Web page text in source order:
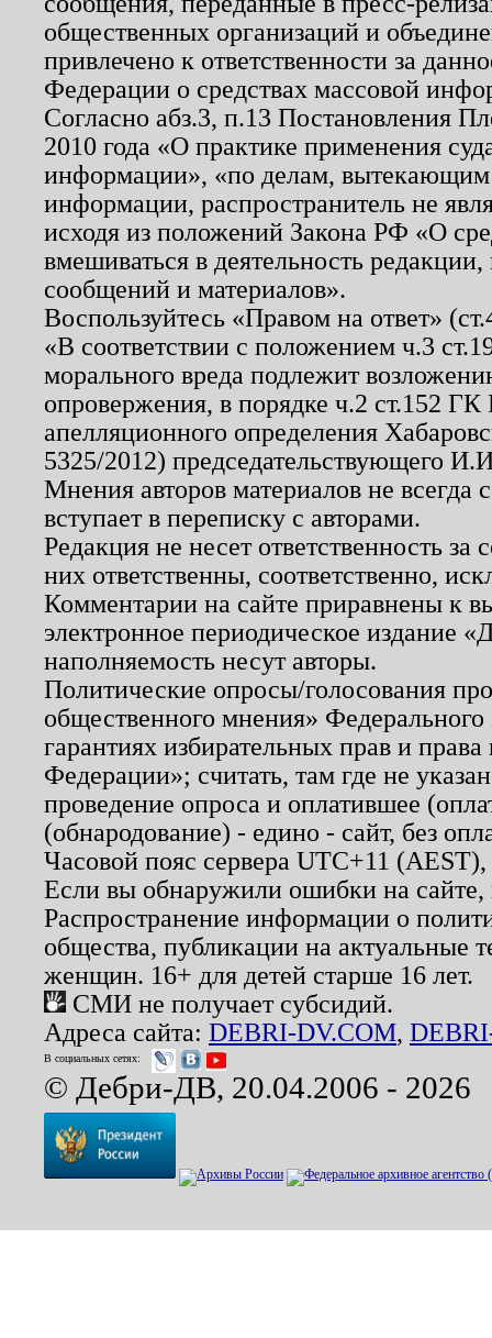
общественных организаций и
привлечено к ответственности за
Федерации о средствах массовой
Согласно абз.3, п.13 Постановления
2010 года «О практике применения
информации», «по делам, вытекающим
информации, распространитель не
исходя из положений Закона РФ «О
вмешиваться в деятельность
сообщений и материалов».
Воспользуйтесь «Правом на ответ»
«В соответствии с положением ч.3
морального вреда подлежит
опровержения, в порядке ч.2 ст.152
апелляционного определения
5325/2012) председательствующего
Мнения авторов материалов не
вступает в переписку с авторами.
Редакция не несет ответственность
них ответственны, соответственно,
Комментарии на сайте приравнены к
электронное периодическое издание
наполняемость несут авторы.
Политические опросы/голосования
общественного мнения»
гарантиях избирательных прав и
Федерации»; считать, там где не
проведение опроса и оплатившее
(обнародование) - едино - сайт, без
Часовой пояс сервера UTC+11
Если вы обнаружили ошибки на
Распространение информации о
общества, публикации на актуальные
женщин. 16+ для детей старше 16 лет.
СМИ не получает субсидий.
Адреса сайта: DEBRI-DV.COM,
В социальных сетях:
© Дебри-ДВ, 20.04.2006 - 2026